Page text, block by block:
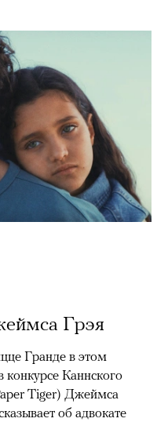
Грэя
Гранде в этом
Каннского
Tiger) Джеймса
об адвокате